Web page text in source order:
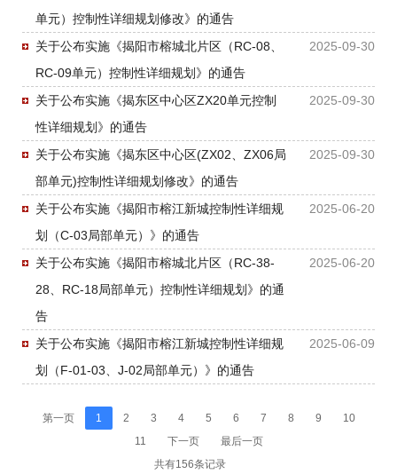
单元）控制性详细规划修改》的通告
2025-09-30
关于公布实施《揭阳市榕城北片区（RC-08、
RC-09单元）控制性详细规划》的通告
2025-09-30
关于公布实施《揭东区中心区ZX20单元控制
性详细规划》的通告
2025-09-30
关于公布实施《揭东区中心区(ZX02、ZX06局
部单元)控制性详细规划修改》的通告
2025-06-20
关于公布实施《揭阳市榕江新城控制性详细规
划（C-03局部单元）》的通告
2025-06-20
关于公布实施《揭阳市榕城北片区（RC-38-
28、RC-18局部单元）控制性详细规划》的通
告
2025-06-09
关于公布实施《揭阳市榕江新城控制性详细规
划（F-01-03、J-02局部单元）》的通告
第一页 1 2 3 4 5 6 7 8 9
10
11
下一页
最后一页
共有156条记录